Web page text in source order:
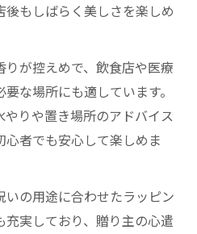
もしばらく美しさを楽しめ
が控えめで、飲食店や医療
な場所にも適しています。
りや置き場所のアドバイス
者でも安心して楽しめま
の用途に合わせたラッピン
実しており、贈り主の心遣